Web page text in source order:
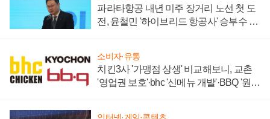
파라타항공 내년 미주 장거리 노선 첫 도
전, 윤철민 '하이브리드 항공사' 승부수 통
소비자·유통
치킨3사 '가맹점 상생' 비교해보니, 교촌
'영업권 보호'·bhc '신메뉴 개발'·BBQ '원가
인터넷·게임·콘텐츠